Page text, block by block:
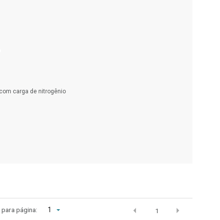
carga de nitrogênio
para página: 1 1